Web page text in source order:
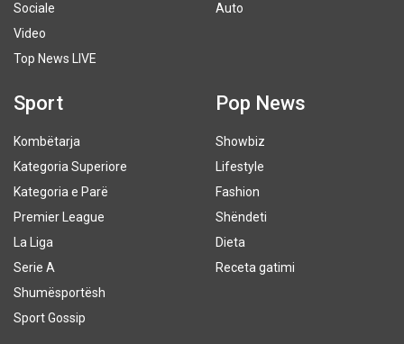
Sociale
Video
Top News LIVE
Auto
Sport
Kombëtarja
Kategoria Superiore
Kategoria e Parë
Premier League
La Liga
Serie A
Shumësportësh
Sport Gossip
Pop News
Showbiz
Lifestyle
Fashion
Shëndeti
Dieta
Receta gatimi